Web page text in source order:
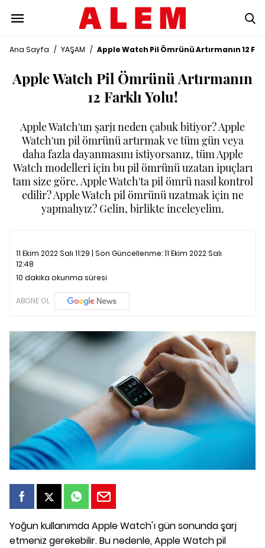
Ana Sayfa / YAŞAM / Apple Watch Pil Ömrünü Artırmanın 12
Apple Watch Pil Ömrünü Artırmanın
12 Farklı Yolu!
Apple Watch'un şarjı neden çabuk bitiyor? Apple
Watch'un pil ömrünü artırmak ve tüm gün veya
daha fazla dayanmasını istiyorsanız, tüm Apple
Watch modelleri için bu pil ömrünü uzatan ipuçları
tam size göre. Apple Watch'ta pil ömrü nasıl kontrol
edilir? Apple Watch pil ömrünü uzatmak için ne
yapmalıyız? Gelin, birlikte inceleyelim.
11 Ekim 2022 Salı 11:29 | Son Güncellenme:11 Ekim 2022 Salı
12:48
10 dakika okunma süresi
ABONE OL
Yoğun kullanımda Apple Watch'ı gün sonunda şarj
etmeniz gerekebilir. Bu nedenle, Apple Watch pil